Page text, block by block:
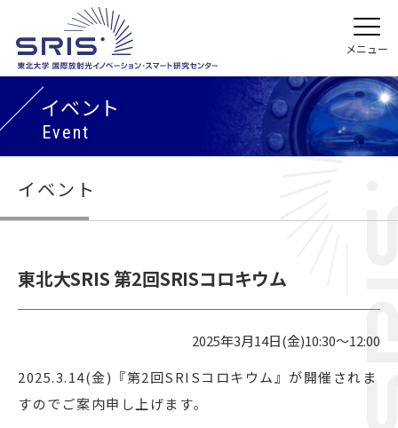
イベント
Event
イベント
東北大SRIS 第2回SRISコロキウム
2025年3月14日(金)10:30～12:00
2025.3.14(金)『第2回SRISコロキウム』が開催されま
すのでご案内申し上げます。